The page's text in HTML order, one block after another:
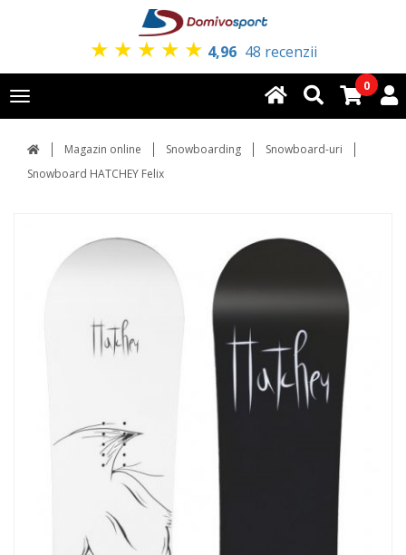
★ ★ ★ ★ ★ 4,96 48 recenzii
Toggle
navigation
0
Magazin online Snowboarding
Snowboard-uri
Snowboard HATCHEY Felix